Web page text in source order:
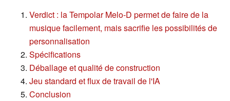
Verdict : la Tempolar Melo-D permet de faire de la
musique facilement, mais sacrifie les possibilités de
personnalisation
Spécifications
Déballage et qualité de construction
Jeu standard et flux de travail de l'IA
Conclusion